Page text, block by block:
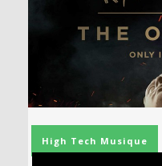
High Tech Musique